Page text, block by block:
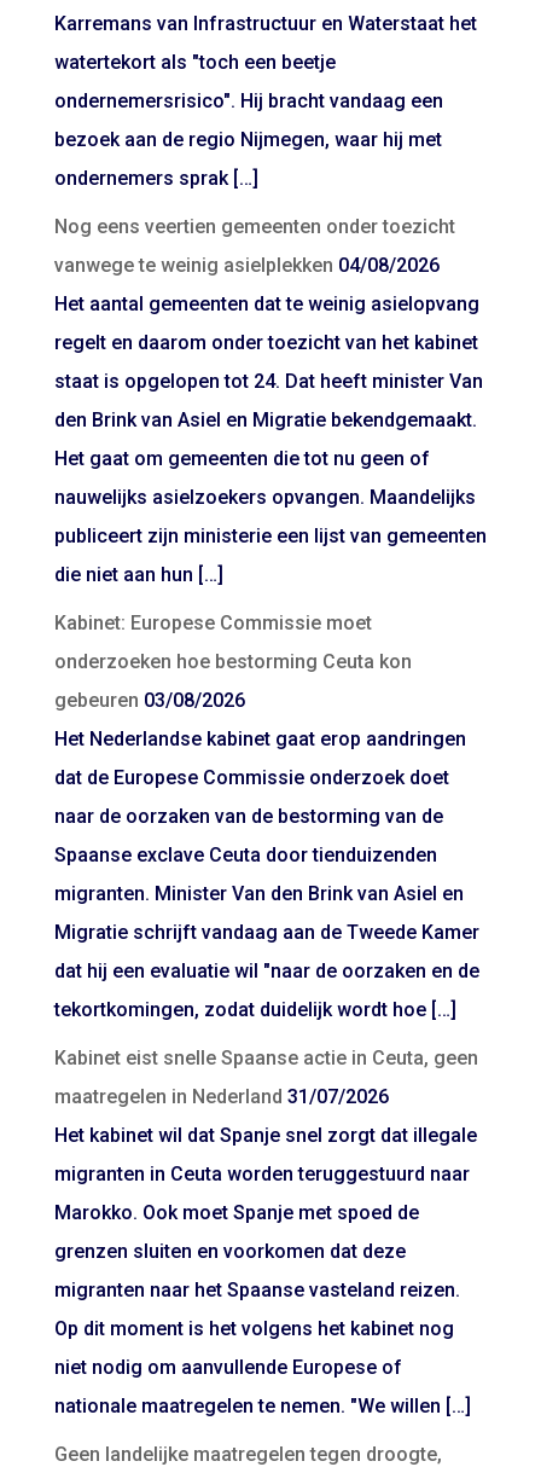
Karremans van Infrastructuur en Waterstaat het
watertekort als "toch een beetje
ondernemersrisico". Hij bracht vandaag een
bezoek aan de regio Nijmegen, waar hij met
ondernemers sprak […]
Nog eens veertien gemeenten onder toezicht
vanwege te weinig asielplekken 04/08/2026
Het aantal gemeenten dat te weinig asielopvang
regelt en daarom onder toezicht van het kabinet
staat is opgelopen tot 24. Dat heeft minister Van
den Brink van Asiel en Migratie bekendgemaakt.
Het gaat om gemeenten die tot nu geen of
nauwelijks asielzoekers opvangen. Maandelijks
publiceert zijn ministerie een lijst van gemeenten
die niet aan hun […]
Kabinet: Europese Commissie moet
onderzoeken hoe bestorming Ceuta kon
gebeuren 03/08/2026
Het Nederlandse kabinet gaat erop aandringen
dat de Europese Commissie onderzoek doet
naar de oorzaken van de bestorming van de
Spaanse exclave Ceuta door tienduizenden
migranten. Minister Van den Brink van Asiel en
Migratie schrijft vandaag aan de Tweede Kamer
dat hij een evaluatie wil "naar de oorzaken en de
tekortkomingen, zodat duidelijk wordt hoe […]
Kabinet eist snelle Spaanse actie in Ceuta, geen
maatregelen in Nederland 31/07/2026
Het kabinet wil dat Spanje snel zorgt dat illegale
migranten in Ceuta worden teruggestuurd naar
Marokko. Ook moet Spanje met spoed de
grenzen sluiten en voorkomen dat deze
migranten naar het Spaanse vasteland reizen.
Op dit moment is het volgens het kabinet nog
niet nodig om aanvullende Europese of
nationale maatregelen te nemen. "We willen […]
Geen landelijke maatregelen tegen droogte,